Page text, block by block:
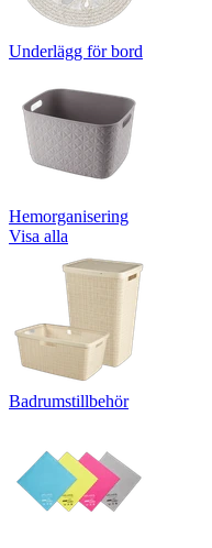
Underlägg för bord
Hemorganisering
Visa alla
Badrumstillbehör